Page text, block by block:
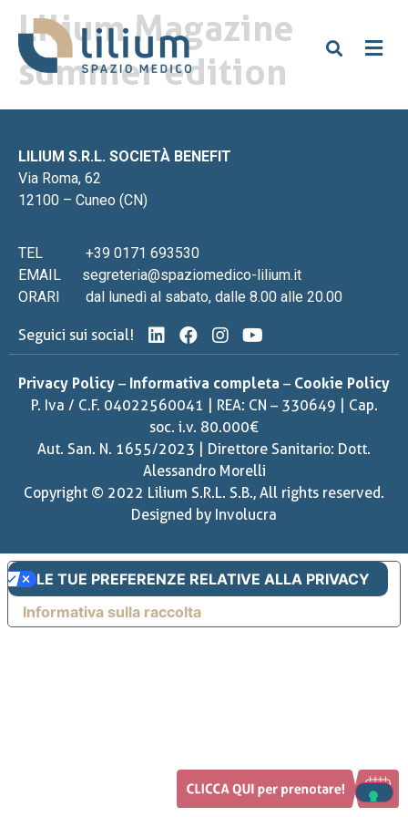
Lilium Magazine
summer edition
LILIUM S.R.L. SOCIETÀ BENEFIT
Via Roma, 62
12100 – Cuneo (CN)
TEL
+39 0171 693530
EMAIL
segreteria@spaziomedico-lilium.it
ORARI
dal lunedì al sabato, dalle 8.00 alle 20.00
Seguici sui social!
Privacy Policy – Informativa completa – Cookie Policy
P. Iva / C.F. 04022560041 | REA: CN – 330649 | Cap.
soc. i.v. 80.000€
Aut. San. N. 1655/2023 | Direttore Sanitario: Dott.
Alessandro Morelli
Copyright © 2022 Lilium S.R.L. S.B., All rights reserved.
Designed by Involucra
Informativa sulla raccolta
LE TUE PREFERENZE RELATIVE ALLA PRIVACY